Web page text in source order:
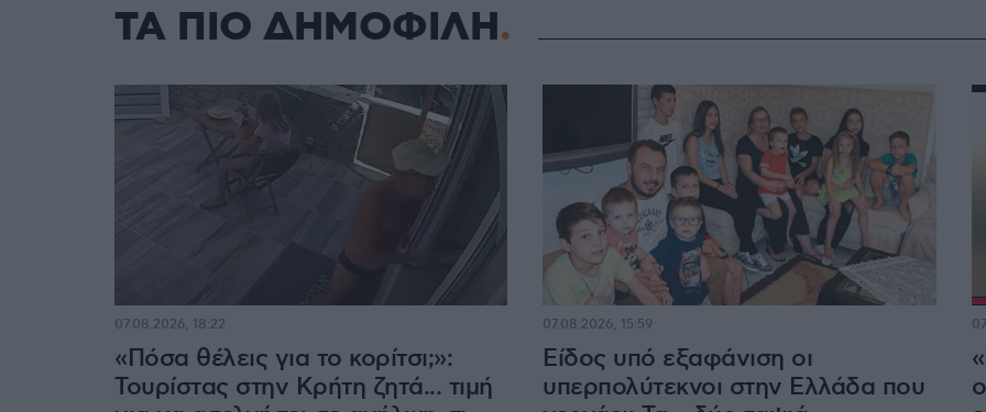
ΤΑ ΠΙΟ ΔΗΜΟΦΙΛΗ
«Πόσα θέλεις για το κορίτσι;»:
Τουρίστας στην Κρήτη ζητά... τιμή
07.08.2026, 18:22
Είδος υπό εξαφάνιση οι
υπερπολύτεκνοι στην Ελλάδα που
07.08.2026, 15:59